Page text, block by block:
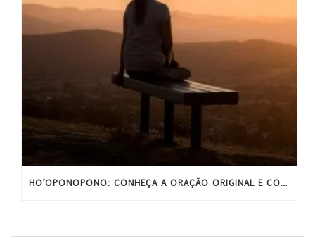
HO’OPONOPONO: CONHEÇA A ORAÇÃO ORIGINAL E COMPLETA